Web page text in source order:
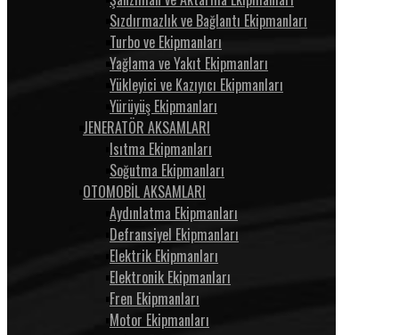
Sızdırmazlık ve Bağlantı Ekipmanları
Turbo ve Ekipmanları
Yağlama ve Yakıt Ekipmanları
Yükleyici ve Kazıyıcı Ekipmanları
Yürüyüş Ekipmanları
JENERATÖR AKSAMLARI
Isıtma Ekipmanları
Soğutma Ekipmanları
OTOMOBİL AKSAMLARI
Aydınlatma Ekipmanları
Defransiyel Ekipmanları
Elektrik Ekipmanları
Elektronik Ekipmanları
Fren Ekipmanları
Motor Ekipmanları